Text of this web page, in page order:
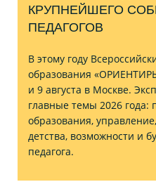
КРУПНЕЙШЕГО
ПЕДАГОГОВ
В этому году
образования
и 9 августа в Москве.
главные темы 2026 года:
образования,
детства, возможности и
педагога.